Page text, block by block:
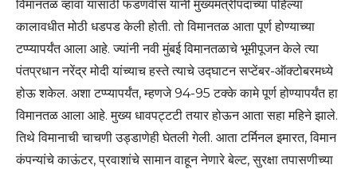
विमानतळ व्हावा यासाठी फडणवीस यांनी मुख्यमंत्रीपदाच्या पहिल्या
कालावधीत मोठी धडपड केली होती. तो विमानतळ आता पूर्ण होण्याच्या
टप्प्यापर्यंत आला आहे. ज्यांनी नवी मुंबई विमानतळाचे भूमीपूजन केले त्या
पंतप्रधान नरेंद्र मोदी यांच्याच हस्ते त्याचे उद्घाटन सप्टेंबर-ऑक्टोबरमध्ये
होऊ शकेल. अशा टप्प्यापर्यंत, म्हणजे 94-95 टक्के कामे पूर्ण होण्यापर्यंत हा
विमानतळ आला आहे. मुख्य धावपट्टटी तयार होऊन आता सहा महिने झाले.
तिथे विमानाची चाचणी उड्डाणेही घेतली गेली. आता टर्मिनल इमारत, विमान
कंपन्यांचे काऊंटर, प्रवाशांचे सामान वाहून नेणारे बेल्ट, सुरक्षा तपासणीच्या